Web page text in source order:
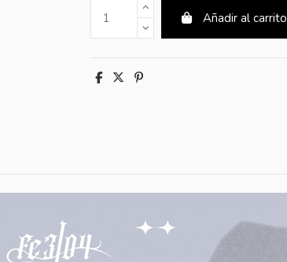
Añadir al carrito